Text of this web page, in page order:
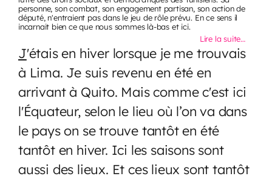
personne, son combat, son engagement partisan, son action de
député, n'entraient pas dans le jeu de rôle prévu. En ce sens il
incarnait bien ce que nous sommes là-bas et ici.
Lire la suite…
J'étais en hiver lorsque je me trouvais
à Lima. Je suis revenu en été en
arrivant à Quito. Mais comme c'est ici
l'Équateur, selon le lieu où l’on va dans
le pays on se trouve tantôt en été
tantôt en hiver. Ici les saisons sont
aussi des lieux. Et ces lieux sont tantôt